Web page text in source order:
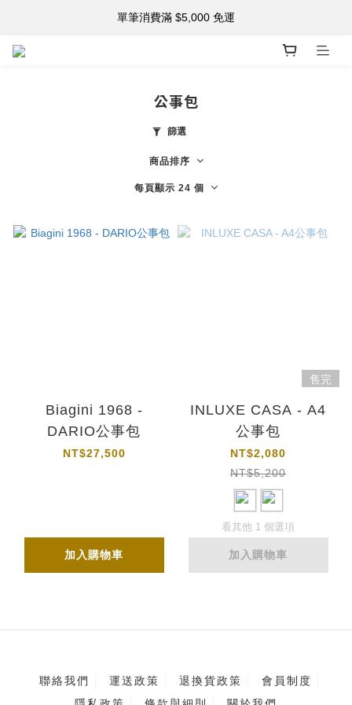
註冊新會員 享購物金$500！
單筆消費滿 $5,000 免運
公事包
篩選
商品排序
每頁顯示 24 個
Biagini 1968 -
DARIO公事包
NT$27,500
加入購物車
售完
INLUXE CASA - A4
公事包
NT$2,080
NT$5,200
看其他 1 個選項
加入購物車
聯絡我們 運送政策 退換貨政策
會員制度